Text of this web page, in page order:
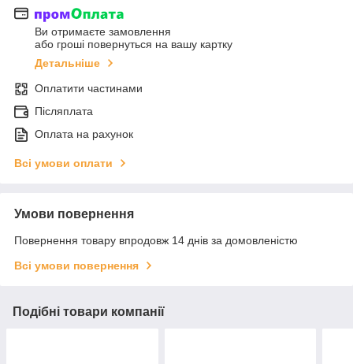
Ви отримаєте замовлення
або гроші повернуться на вашу картку
Детальніше
Оплатити частинами
Післяплата
Оплата на рахунок
Всі умови оплати
Умови повернення
Повернення товару впродовж 14 днів за домовленістю
Всі умови повернення
Подібні товари компанії